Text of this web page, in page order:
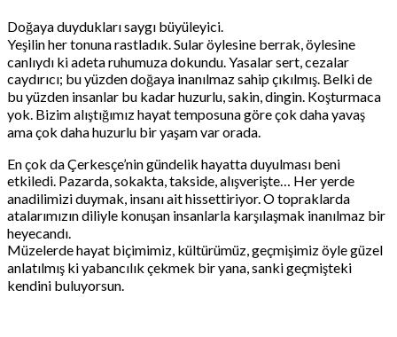
Doğaya duydukları saygı büyüleyici.
Yeşilin her tonuna rastladık. Sular öylesine berrak, öylesine
canlıydı ki adeta ruhumuza dokundu. Yasalar sert, cezalar
caydırıcı; bu yüzden doğaya inanılmaz sahip çıkılmış. Belki de
bu yüzden insanlar bu kadar huzurlu, sakin, dingin. Koşturmaca
yok. Bizim alıştığımız hayat temposuna göre çok daha yavaş
ama çok daha huzurlu bir yaşam var orada.
En çok da Çerkesçe’nin gündelik hayatta duyulması beni
etkiledi. Pazarda, sokakta, takside, alışverişte… Her yerde
anadilimizi duymak, insanı ait hissettiriyor. O topraklarda
atalarımızın diliyle konuşan insanlarla karşılaşmak inanılmaz bir
heyecandı.
Müzelerde hayat biçimimiz, kültürümüz, geçmişimiz öyle güzel
anlatılmış ki yabancılık çekmek bir yana, sanki geçmişteki
kendini buluyorsun.